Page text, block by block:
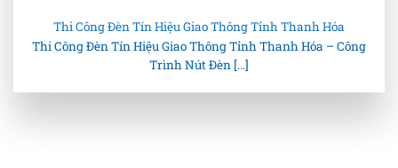
Thi Công Đèn Tín Hiệu Giao Thông Tỉnh Thanh Hóa
Thi Công Đèn Tín Hiệu Giao Thông Tỉnh Thanh Hóa – Công
Trình Nút Đèn [...]